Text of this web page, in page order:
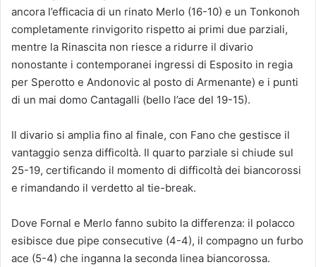
ancora l’efficacia di un rinato Merlo (16-10) e un Tonkonoh
completamente rinvigorito rispetto ai primi due parziali,
mentre la Rinascita non riesce a ridurre il divario
nonostante i contemporanei ingressi di Esposito in regia
per Sperotto e Andonovic al posto di Armenante) e i punti
di un mai domo Cantagalli (bello l’ace del 19-15).
Il divario si amplia fino al finale, con Fano che gestisce il
vantaggio senza difficoltà. Il quarto parziale si chiude sul
25-19, certificando il momento di difficoltà dei biancorossi
e rimandando il verdetto al tie-break.
Dove Fornal e Merlo fanno subito la differenza: il polacco
esibisce due pipe consecutive (4-4), il compagno un furbo
ace (5-4) che inganna la seconda linea biancorossa.